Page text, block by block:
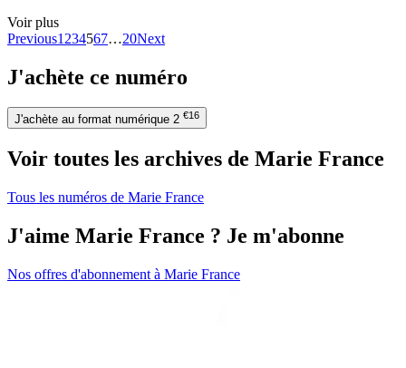
Voir plus
Previous1 234567…20Next
J'achète ce numéro
J'achète au format numérique 2 €16
Voir toutes les archives de Marie France
Tous les numéros de Marie France
J'aime Marie France ? Je m'abonne
Nos offres d'abonnement à Marie France